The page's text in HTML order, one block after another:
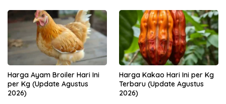
Harga Ayam Broiler Hari Ini
per Kg (Update Agustus
2026)
Harga Kakao Hari Ini per Kg
Terbaru (Update Agustus
2026)